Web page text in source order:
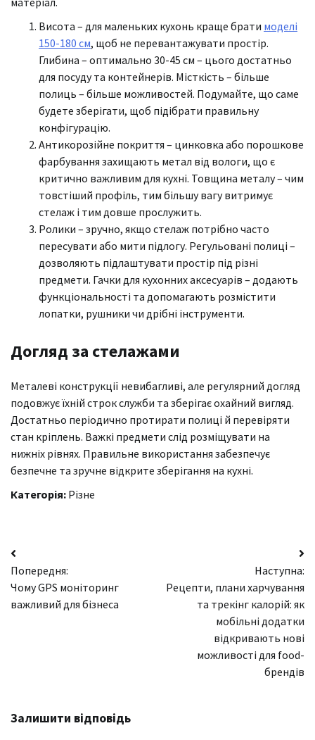
Висота – для маленьких кухонь краще брати моделі
150-180 см, щоб не перевантажувати простір.
Глибина – оптимально 30-45 см – цього достатньо
для посуду та контейнерів. Місткість – більше
полиць – більше можливостей. Подумайте, що саме
будете зберігати, щоб підібрати правильну
конфігурацію.
Антикорозійне покриття – цинковка або порошкове
фарбування захищають метал від вологи, що є
критично важливим для кухні. Товщина металу – чим
товстіший профіль, тим більшу вагу витримує
стелаж і тим довше прослужить.
Ролики – зручно, якщо стелаж потрібно часто
пересувати або мити підлогу. Регульовані полиці –
дозволяють підлаштувати простір під різні
предмети. Гачки для кухонних аксесуарів – додають
функціональності та допомагають розмістити
лопатки, рушники чи дрібні інструменти.
Догляд за стелажами
Металеві конструкції невибагливі, але регулярний догляд
подовжує їхній строк служби та зберігає охайний вигляд.
Достатньо періодично протирати полиці й перевіряти
стан кріплень. Важкі предмети слід розміщувати на
нижніх рівнях. Правильне використання забезпечує
безпечне та зручне відкрите зберігання на кухні.
Категорія: Різне
Навігація
записів
Попередня:
Чому GPS моніторинг
важливий для бізнеса
Наступна:
Рецепти, плани харчування
та трекінг калорій: як
мобільні додатки
відкривають нові
можливості для food-
брендів
Залишити відповідь